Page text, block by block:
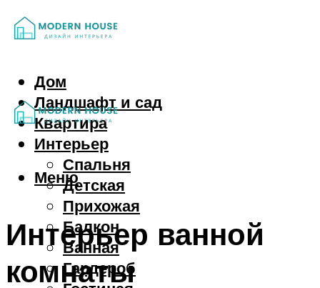
Дом
Ландшафт и сад
Квартира
Интерьер
Спальня
Детская
Прихожая
Балкон
Ванная
Гардероб
Меню
Интерьер ванной
комнаты